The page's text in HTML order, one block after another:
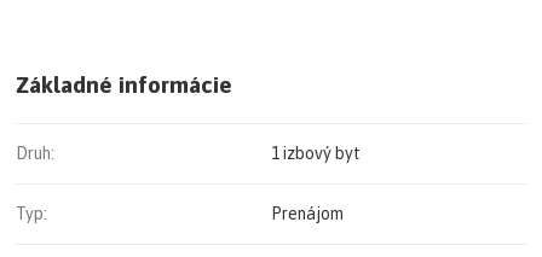
Základné informácie
Druh: 1 izbový byt
Typ: Prenájom